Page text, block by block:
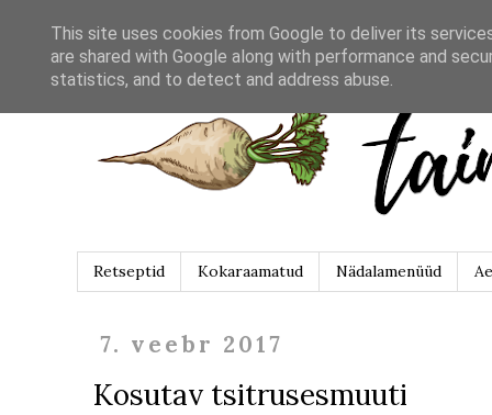
Retseptid Kokaraamatud Nädalamenüüd
7. veebr 2017
Kosutav tsitrusesmuuti
This site uses cookies from Google to deliver its
are shared with Google along with performance and
statistics, and to detect and address abuse.